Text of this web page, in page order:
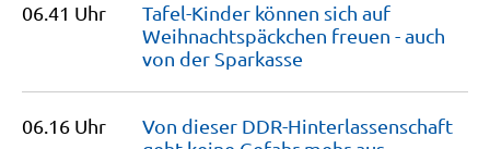
06.41 Uhr
Tafel-Kinder können sich auf
Weihnachtspäckchen freuen - auch
von der Sparkasse
06.16 Uhr
Von dieser DDR-Hinterlassenschaft